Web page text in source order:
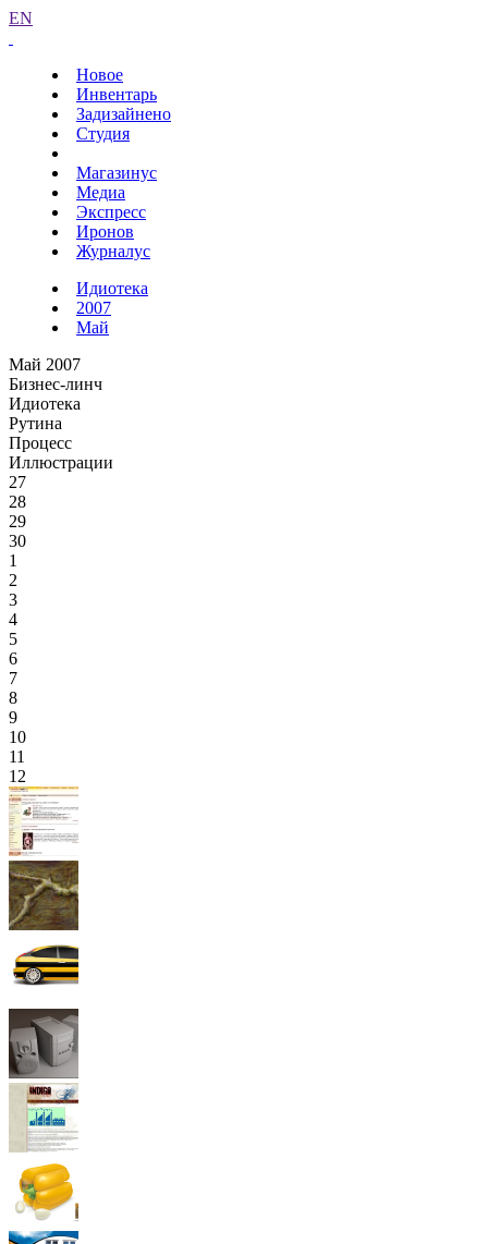
EN
Новое
Инвентарь
Задизайнено
Студия
Магазинус
Медиа
Экспресс
Иронов
Журналус
Идиотека
2007
Май
Май 2007
Бизнес-линч
Идиотека
Рутина
Процесс
Иллюстрации
27
28
29
30
1
2
3
4
5
6
7
8
9
10
11
12